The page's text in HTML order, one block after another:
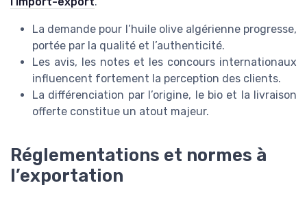
La demande pour l’huile olive algérienne progresse,
portée par la qualité et l’authenticité.
Les avis, les notes et les concours internationaux
influencent fortement la perception des clients.
La différenciation par l’origine, le bio et la livraison
offerte constitue un atout majeur.
Réglementations et normes à
l’exportation